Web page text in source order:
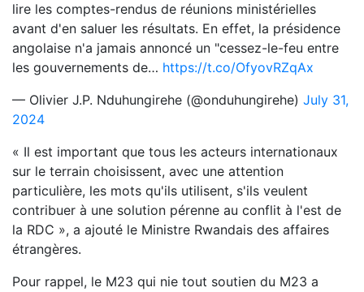
lire les comptes-rendus de réunions ministérielles
avant d'en saluer les résultats. En effet, la présidence
angolaise n'a jamais annoncé un "cessez-le-feu entre
les gouvernements de… https://t.co/OfyovRZqAx
— Olivier J.P. Nduhungirehe (@onduhungirehe) July 31,
2024
« Il est important que tous les acteurs internationaux
sur le terrain choisissent, avec une attention
particulière, les mots qu'ils utilisent, s'ils veulent
contribuer à une solution pérenne au conflit à l'est de
la RDC », a ajouté le Ministre Rwandais des affaires
étrangères.
Pour rappel, le M23 qui nie tout soutien du M23 a